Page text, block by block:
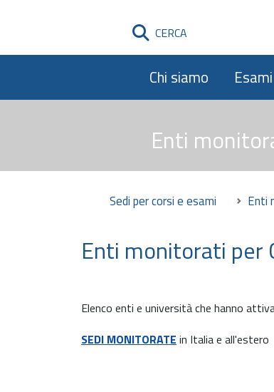
CERCA
Chi siamo Esami
Enti
Sedi per corsi e esami Enti
Enti monitorati per
Elenco enti e università che hanno
SEDI MONITORATE in Italia e all'estero